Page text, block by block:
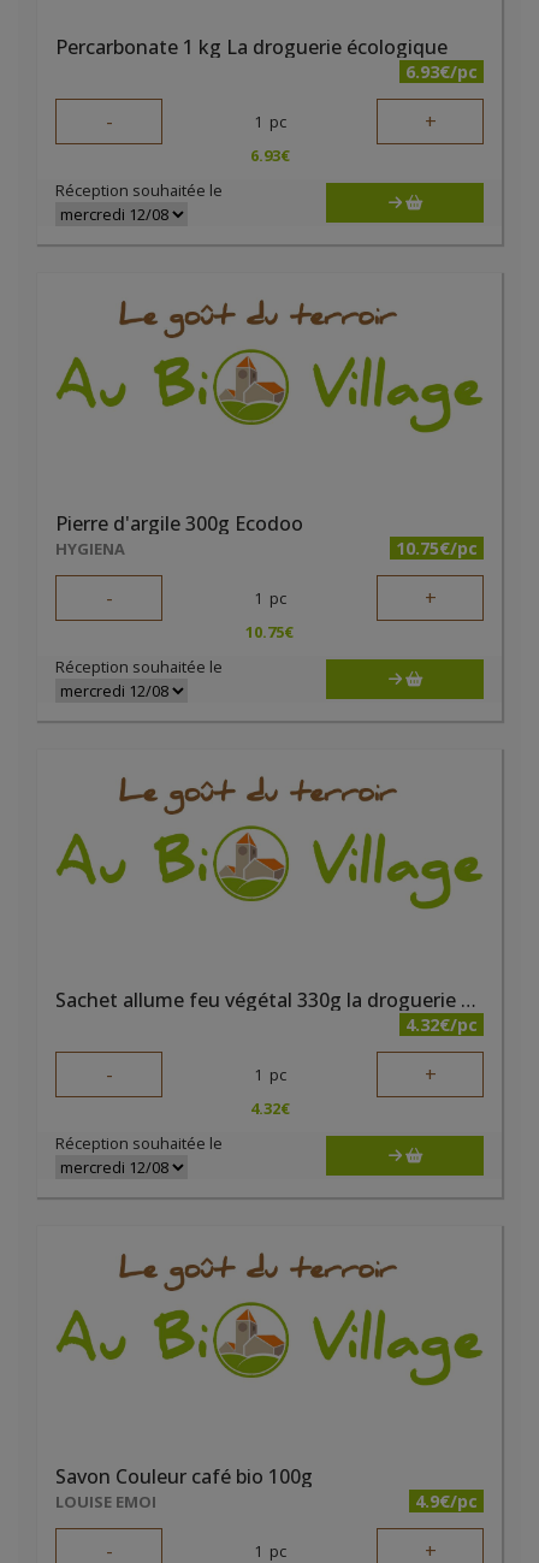
Percarbonate 1 kg La droguerie écologique
6.93€/pc
- 1 pc +
6.93€
Réception souhaitée le
Pierre d'argile 300g Ecodoo
HYGIENA 10.75€/pc
- 1 pc +
10.75€
Réception souhaitée le
Sachet allume feu végétal 330g la droguerie écologique
4.32€/pc
- 1 pc +
4.32€
Réception souhaitée le
Savon Couleur café bio 100g
LOUISE EMOI 4.9€/pc
- 1 pc +